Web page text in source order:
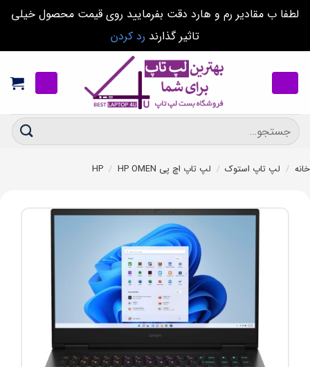
لطفا ب مقادیر رم و هارد دقت بفرمایید روی قیمت محصول خیلی
تاثیر گذارند رد کردن
content
جستجو
برای:
خانه / لپ تاپ استوک / لپ تاپ اچ پی HP / HP OMEN